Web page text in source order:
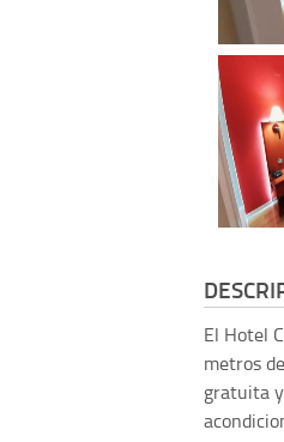
El Hotel
metros
gratuita